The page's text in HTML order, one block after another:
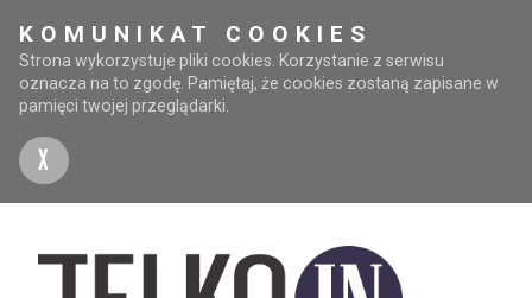
KOMUNIKAT COOKIES
Strona wykorzystuje pliki cookies. Korzystanie z serwisu
oznacza na to zgodę. Pamiętaj, że cookies zostaną zapisane w
pamięci twojej przeglądarki.
X